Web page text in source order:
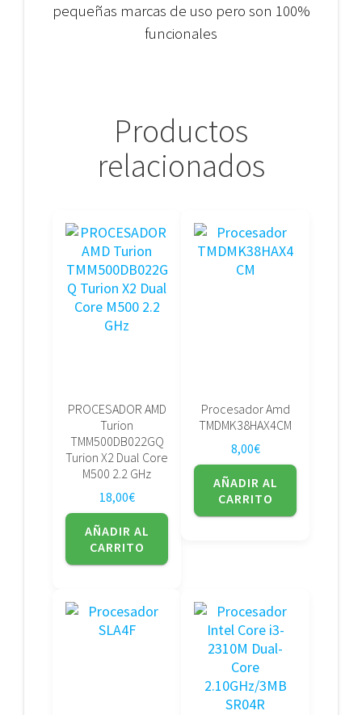
pequeñas marcas de uso pero son 100%
funcionales
Productos
relacionados
PROCESADOR AMD
Turion
TMM500DB022GQ
Turion X2 Dual Core
M500 2.2 GHz
18,00€
AÑADIR AL
CARRITO
Procesador Amd
TMDMK38HAX4CM
8,00€
AÑADIR AL
CARRITO